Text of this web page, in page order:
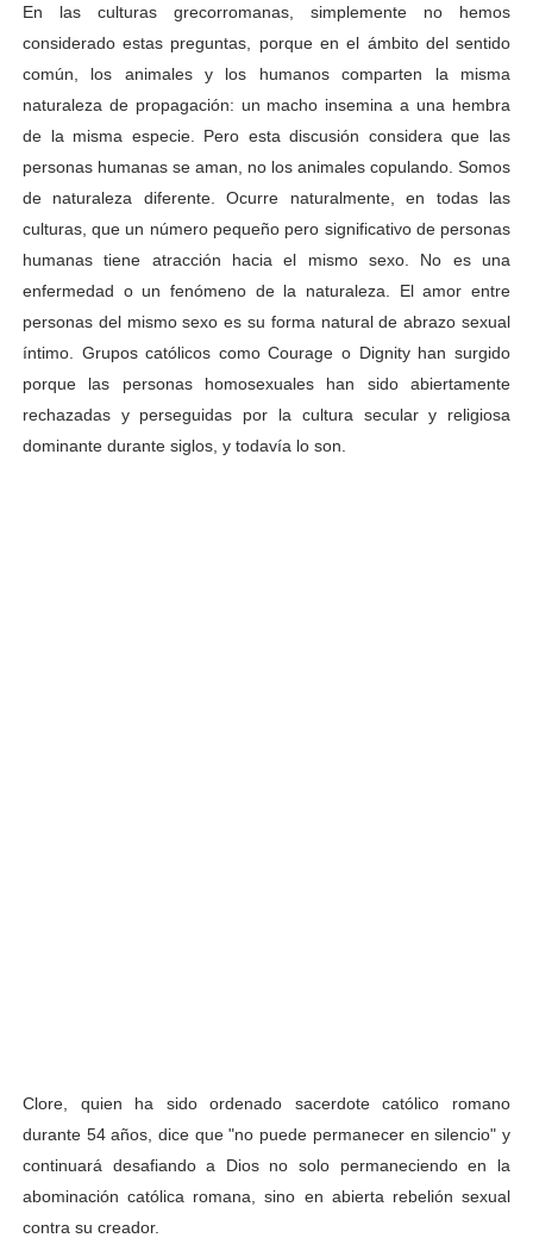
En las culturas grecorromanas, simplemente no hemos
considerado estas preguntas, porque en el ámbito del sentido
común, los animales y los humanos comparten la misma
naturaleza de propagación: un macho insemina a una hembra
de la misma especie. Pero esta discusión considera que las
personas humanas se aman, no los animales copulando. Somos
de naturaleza diferente. Ocurre naturalmente, en todas las
culturas, que un número pequeño pero significativo de personas
humanas tiene atracción hacia el mismo sexo. No es una
enfermedad o un fenómeno de la naturaleza. El amor entre
personas del mismo sexo es su forma natural de abrazo sexual
íntimo. Grupos católicos como Courage o Dignity han surgido
porque las personas homosexuales han sido abiertamente
rechazadas y perseguidas por la cultura secular y religiosa
dominante durante siglos, y todavía lo son.
Clore, quien ha sido ordenado sacerdote católico romano
durante 54 años, dice que "no puede permanecer en silencio" y
continuará desafiando a Dios no solo permaneciendo en la
abominación católica romana, sino en abierta rebelión sexual
contra su creador.